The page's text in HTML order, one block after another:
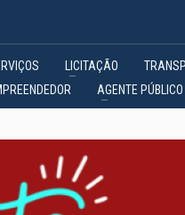
LICITAÇÃO
AGENTE PÚBLICO